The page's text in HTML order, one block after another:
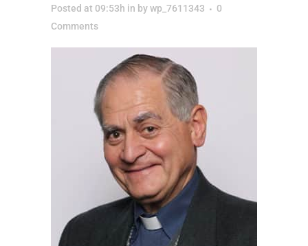
Posted at 09:53h in bywp_7611343
0
Comments